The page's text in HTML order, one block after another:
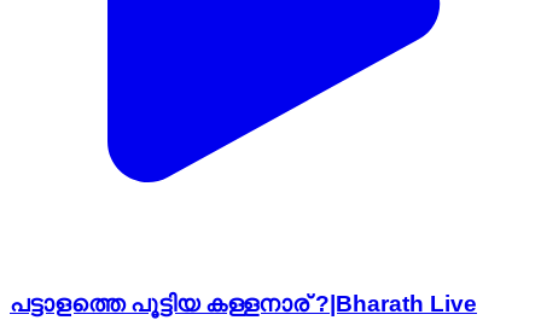
പട്ടാളത്തെ പൂട്ടിയ കള്ളനാര് ?|Bharath Live